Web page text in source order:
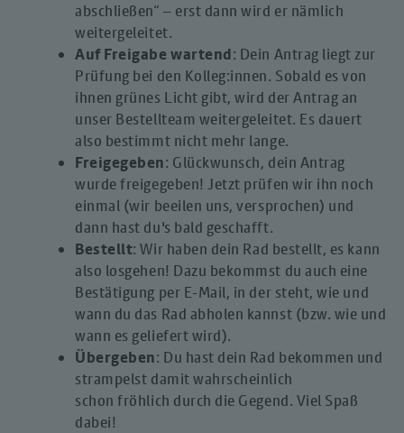
abschließen“ – erst dann wird er nämlich
weitergeleitet.
Auf Freigabe wartend: Dein Antrag liegt zur
Prüfung bei den Kolleg:innen. Sobald es von
ihnen grünes Licht gibt, wird der Antrag an
unser Bestellteam weitergeleitet. Es dauert
also bestimmt nicht mehr lange.
Freigegeben: Glückwunsch, dein Antrag
wurde freigegeben! Jetzt prüfen wir ihn noch
einmal (wir beeilen uns, versprochen) und
dann hast du's bald geschafft.
Bestellt: Wir haben dein Rad bestellt, es kann
also losgehen! Dazu bekommst du auch eine
Bestätigung per E-Mail, in der steht, wie und
wann du das Rad abholen kannst (bzw. wie und
wann es geliefert wird).
Übergeben: Du hast dein Rad bekommen und
strampelst damit wahrscheinlich
schon fröhlich durch die Gegend. Viel Spaß
dabei!